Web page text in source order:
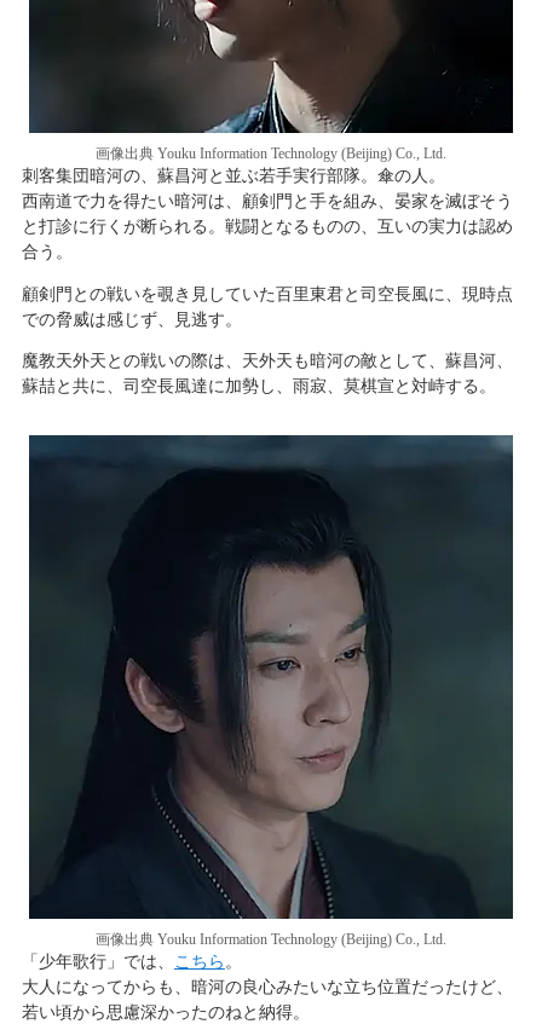
画像出典 Youku Information Technology (Beijing) Co., Ltd.
刺客集団暗河の、蘇昌河と並ぶ若手実行部隊。傘の人。
西南道で力を得たい暗河は、顧剣門と手を組み、晏家を滅ぼそう
と打診に行くが断られる。戦闘となるものの、互いの実力は認め
合う。
顧剣門との戦いを覗き見していた百里東君と司空長風に、現時点
での脅威は感じず、見逃す。
魔教天外天との戦いの際は、天外天も暗河の敵として、蘇昌河、
蘇喆と共に、司空長風達に加勢し、雨寂、莫棋宣と対峙する。
画像出典 Youku Information Technology (Beijing) Co., Ltd.
「少年歌行」では、 こちら 。
大人になってからも、暗河の良心みたいな立ち位置だったけど、
若い頃から思慮深かったのねと納得。